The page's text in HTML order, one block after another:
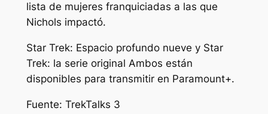
lista de mujeres franquiciadas a las que
Nichols impactó.
Star Trek: Espacio profundo nueve y Star
Trek: la serie original Ambos están
disponibles para transmitir en Paramount+.
Fuente: TrekTalks 3